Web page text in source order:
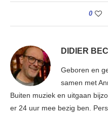
0
DIDIER
Geboren en
samen met
Buiten muziek en uitgaan
er 24 uur mee bezig ben.